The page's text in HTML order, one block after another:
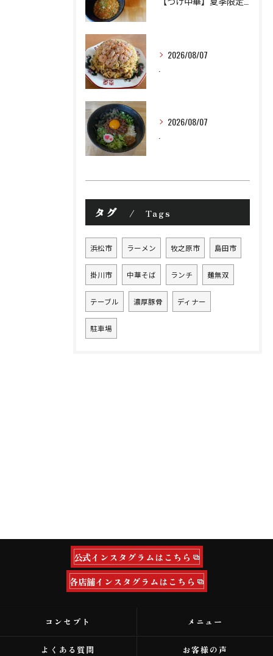
2026/08/07
2026/08/07
タグ Tags
浜松市 ラーメン 牧之原市 島田市
掛川市 中華そば ランチ 麺無双
テーブル 濃厚豚骨 ディナー
駐車場
公式インスタグラムはこちら
各店舗インスタグラムはこちら
コンセプト メニュー
よくある質問 お客様の声